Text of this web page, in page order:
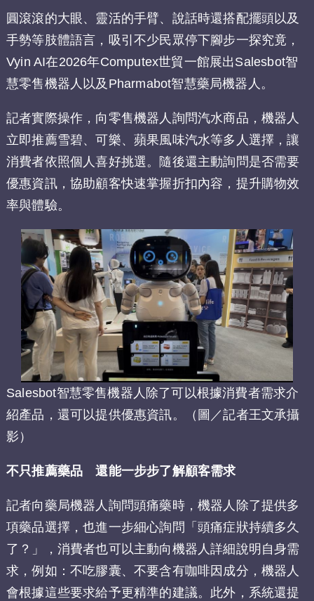
圓滾滾的大眼、靈活的手臂、說話時還搭配擺頭以及
手勢等肢體語言，吸引不少民眾停下腳步一探究竟，
Vyin AI在2026年Computex世貿一館展出Salesbot智
慧零售機器人以及Pharmabot智慧藥局機器人。
記者實際操作，向零售機器人詢問汽水商品，機器人
立即推薦雪碧、可樂、蘋果風味汽水等多人選擇，讓
消費者依照個人喜好挑選。隨後還主動詢問是否需要
優惠資訊，協助顧客快速掌握折扣內容，提升購物效
率與體驗。
Salesbot智慧零售機器人除了可以根據消費者需求介
紹產品，還可以提供優惠資訊。（圖／記者王文承攝
影）
不只推薦藥品 還能一步步了解顧客需求
記者向藥局機器人詢問頭痛藥時，機器人除了提供多
項藥品選擇，也進一步細心詢問「頭痛症狀持續多久
了？」，消費者也可以主動向機器人詳細說明自身需
求，例如：不吃膠囊、不要含有咖啡因成分，機器人
會根據這些要求給予更精準的建議。此外，系統還提